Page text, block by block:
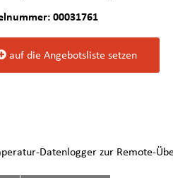
00031761
auf die Angebotsliste setzen
Datenlogger zur Remote-